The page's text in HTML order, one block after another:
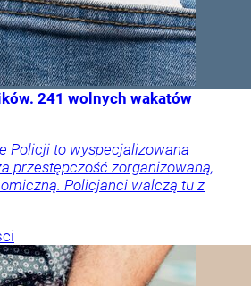
241 wolnych wakatów
Policji to wyspecjalizowana
przestępczość zorganizowaną,
Policjanci walczą tu z